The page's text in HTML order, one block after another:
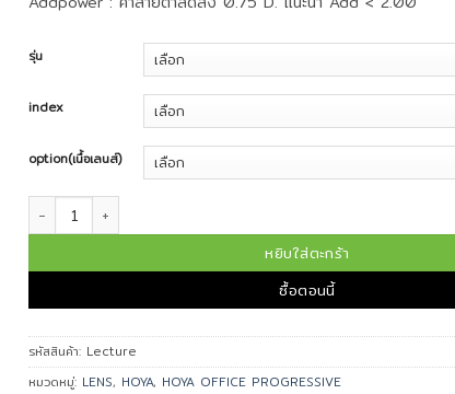
รุ่น
index
option(เนื้อเลนส์)
จำนวน โปรเกรสซีฟ เลนส์เฉพาะทางสำหรับการทำงานระยะใกล้และระยะก
หยิบใส่ตะกร้า
ซื้อตอนนี้
รหัสสินค้า: Lecture
หมวดหมู่: LENS, HOYA, HOYA OFFICE PROGRESSIVE